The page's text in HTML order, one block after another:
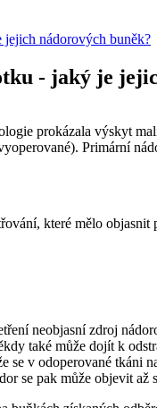
nádorových buněk?
- jaký je
prokázala výskyt
Primární
které mělo
neobjasní zdroj
také může dojít k
se v odoperované tkáni
se pak může objevit až